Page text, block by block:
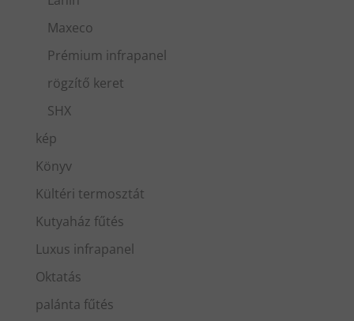
Maxeco
Prémium infrapanel
rögzítő keret
SHX
kép
Könyv
Kültéri termosztát
Kutyaház fűtés
Luxus infrapanel
Oktatás
palánta fűtés